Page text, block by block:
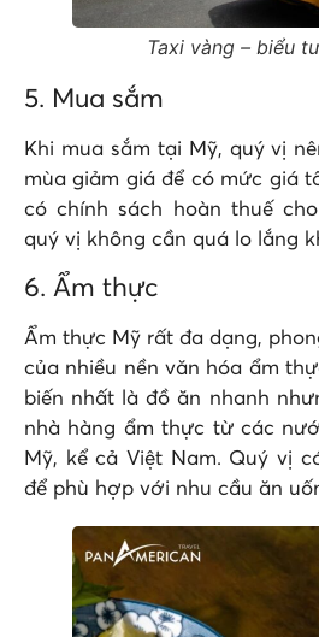
Taxi vàng – biểu
5. Mua sắm
Khi mua sắm tại Mỹ, quý vị
mùa giảm giá để có mức giá
có chính sách hoàn thuế
quý vị không cần quá lo lắng
6. Ẩm thực
Ẩm thực Mỹ rất đa dạng,
của nhiều nền văn hóa ẩm
biến nhất là đồ ăn nhanh
nhà hàng ẩm thực từ các
Mỹ, kể cả Việt Nam. Quý vị
để phù hợp với nhu cầu ăn